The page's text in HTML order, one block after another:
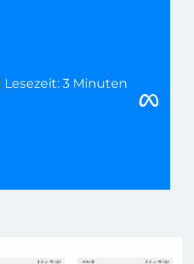
Lesezeit: 3 Minuten